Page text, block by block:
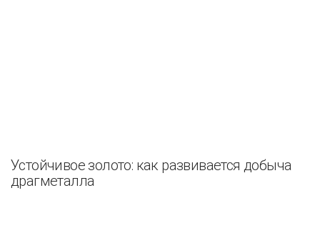
Устойчивое золото: как развивается добыча
драгметалла